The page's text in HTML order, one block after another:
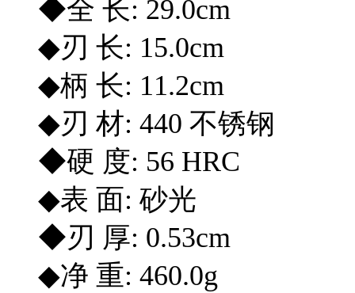
◆全 长: 29.0cm
◆刃 长: 15.0cm
◆柄 长: 11.2cm
◆刃 材: 440 不锈钢
◆硬 度: 56 HRC
◆表 面: 砂光
◆刃 厚: 0.53cm
◆净 重: 460.0g